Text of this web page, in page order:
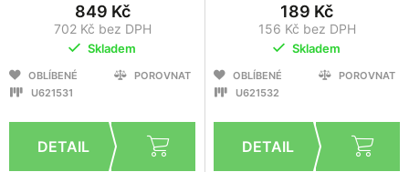
849 Kč
702 Kč bez DPH
Skladem
OBLÍBENÉ
POROVNAT
U621531
189 Kč
156 Kč bez DPH
Skladem
OBLÍBENÉ
POROVNAT
U621532